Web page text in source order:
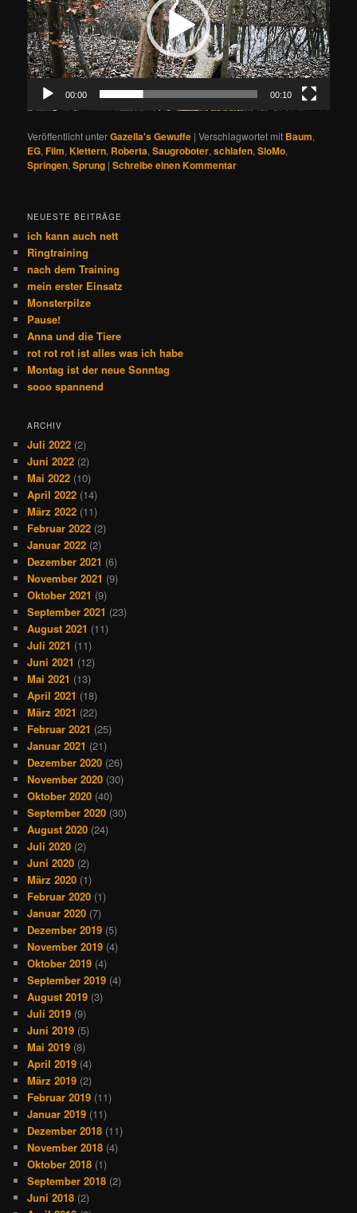
00:00 00:10
Veröffentlicht unterGazella's Gewuffe |Verschlagwortet mit Baum,
EG,Film,Klettern, Roberta,Saugroboter,schlafen,SloMo,
Springen,Sprung |Schreibe einen Kommentar
NEUESTE BEITRÄGE
ich kann auch nett
Ringtraining
nach dem Training
mein erster Einsatz
Monsterpilze
Pause!
Anna und die Tiere
rot rot rot ist alles was ich habe
Montag ist der neue Sonntag
sooo spannend
ARCHIV
Juli 2022 (2)
Juni 2022 (2)
Mai 2022 (10)
April 2022 (14)
März 2022 (11)
Februar 2022 (2)
Januar 2022 (2)
Dezember 2021 (6)
November 2021 (9)
Oktober 2021 (9)
September 2021 (23)
August 2021 (11)
Juli 2021 (11)
Juni 2021 (12)
Mai 2021 (13)
April 2021 (18)
März 2021 (22)
Februar 2021 (25)
Januar 2021 (21)
Dezember 2020 (26)
November 2020 (30)
Oktober 2020 (40)
September 2020 (30)
August 2020 (24)
Juli 2020 (2)
Juni 2020 (2)
März 2020 (1)
Februar 2020 (1)
Januar 2020 (7)
Dezember 2019 (5)
November 2019 (4)
Oktober 2019 (4)
September 2019 (4)
August 2019 (3)
Juli 2019 (9)
Juni 2019 (5)
Mai 2019 (8)
April 2019 (4)
März 2019 (2)
Februar 2019 (11)
Januar 2019 (11)
Dezember 2018 (11)
November 2018 (4)
Oktober 2018 (1)
September 2018 (2)
Juni 2018 (2)